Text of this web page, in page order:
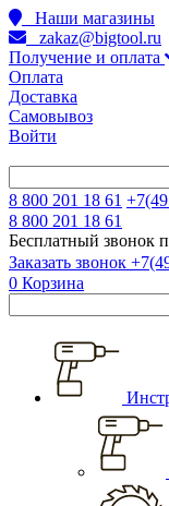
Наши магазины
zakaz@bigtool.ru
Получение и оплата
Оплата
Доставка
Самовывоз
Войти
8 800 201 18 61
8 800 201 18 61
Бесплатный звонок
Заказать звонок
0 Корзина